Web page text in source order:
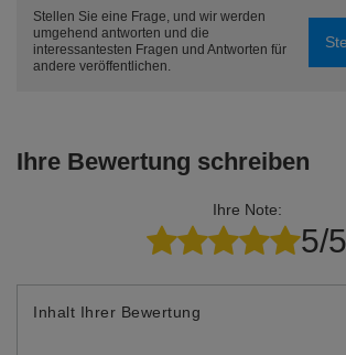
Stellen Sie eine Frage, und wir werden
umgehend antworten und die
interessantesten Fragen und Antworten für
andere veröffentlichen.
Ihre Bewertung schreiben
Ihre Note:
5/5
Inhalt Ihrer Bewertung